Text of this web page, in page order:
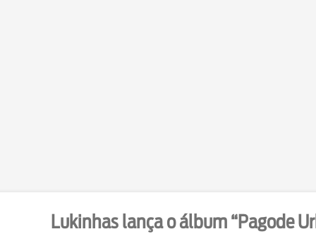
Lukinhas lança o álbum “Pagode